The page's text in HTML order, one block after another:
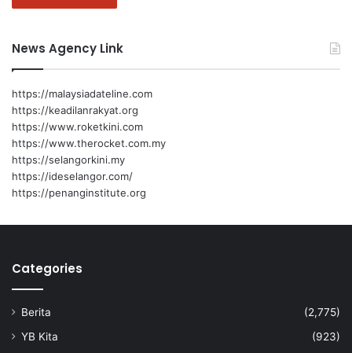
News Agency Link
https://malaysiadateline.com
https://keadilanrakyat.org
https://www.roketkini.com
https://www.therocket.com.my
https://selangorkini.my
https://ideselangor.com/
https://penanginstitute.org
Categories
Berita
(2,775)
YB Kita
(923)